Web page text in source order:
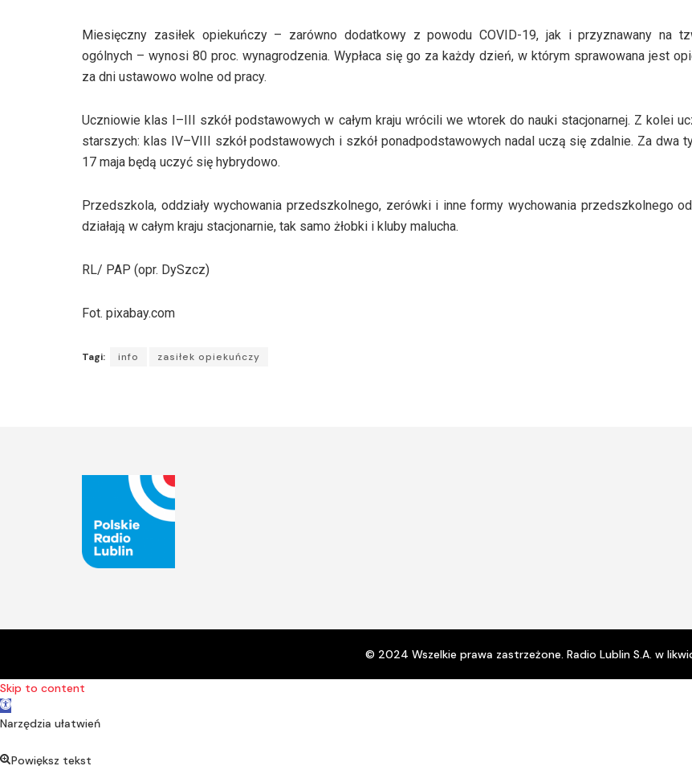
Miesięczny zasiłek opiekuńczy – zarówno dodatkowy z powodu COVID-19, jak i przyznawany na
ogólnych – wynosi 80 proc. wynagrodzenia. Wypłaca się go za każdy dzień, w którym sprawowana jest
za dni ustawowo wolne od pracy.
Uczniowie klas I–III szkół podstawowych w całym kraju wrócili we wtorek do nauki stacjonarnej. Z kolei
starszych: klas IV–VIII szkół podstawowych i szkół ponadpodstawowych nadal uczą się zdalnie. Za dwa
17 maja będą uczyć się hybrydowo.
Przedszkola, oddziały wychowania przedszkolnego, zerówki i inne formy wychowania przedszkolnego
działają w całym kraju stacjonarnie, tak samo żłobki i kluby malucha.
RL/ PAP (opr. DySzcz)
Fot. pixabay.com
Tagi: info zasiłek opiekuńczy
© 2024 Wszelkie prawa zastrzeżone. Radio Lublin S.A. w
Skip to content
Open toolbar
Narzędzia ułatwień
Powiększ tekst